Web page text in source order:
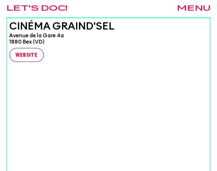
MENU
LET'S DOC!
CINÉMA GRAIND'SEL
Avenue de la Gare 4a
1880 Bex (VD)
WEBSITE